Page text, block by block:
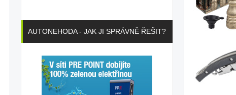
AUTONEHODA - JAK JI SPRÁVNĚ ŘEŠIT?